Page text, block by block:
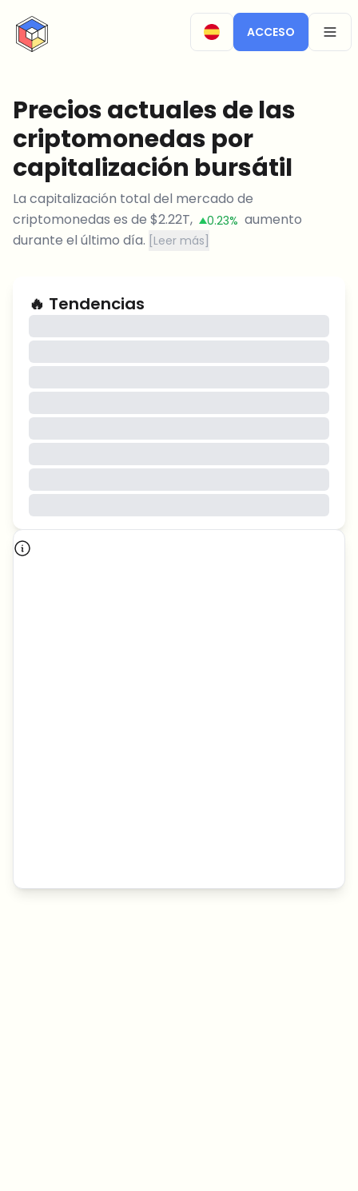
CryptoTicker
ACCESO
Precios actuales de las
criptomonedas por
capitalización bursátil
La capitalización total del mercado de
criptomonedas es de $2.22T, 0.23% aumento
durante el último día. Leer más
🔥 Tendencias